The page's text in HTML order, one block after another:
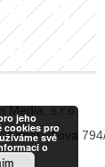
Media, s.r.o.
Koperníkova
jeho
cookies pro
své
o